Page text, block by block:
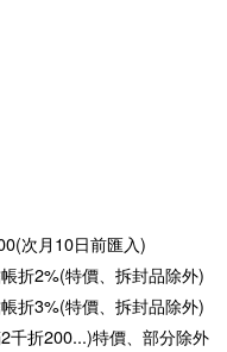
次月10日前匯入)
折2%(特價、拆封品除外)
折3%(特價、拆封品除外)
千折200...)特價、部分除外